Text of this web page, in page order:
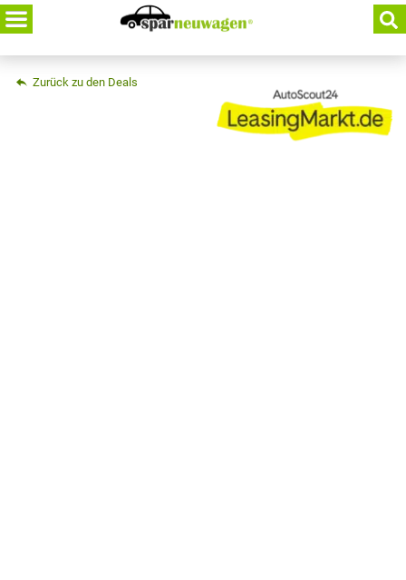
Skip
to
content
Zurück zu den Deals